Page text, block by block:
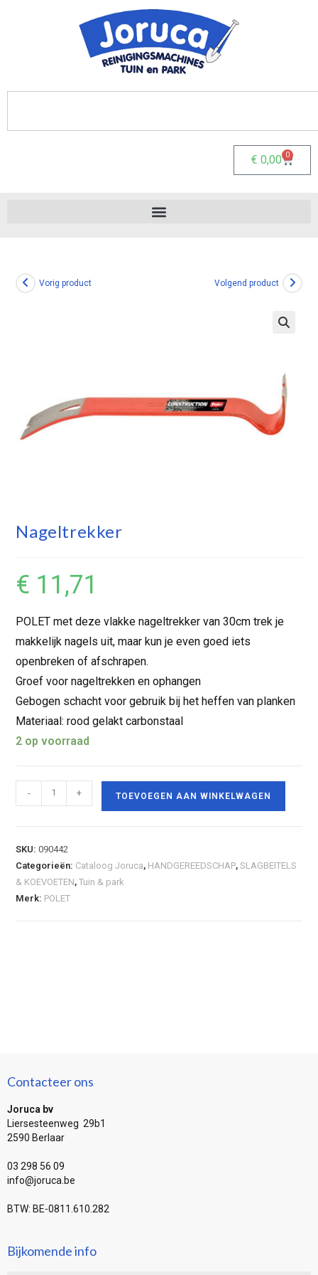
€ 0,00 0
Vorig product Volgend product
Nageltrekker
€ 11,71
POLET met deze vlakke nageltrekker van 30cm trek je
makkelijk nagels uit, maar kun je even goed iets
openbreken of afschrapen.
Groef voor nageltrekken en ophangen
Gebogen schacht voor gebruik bij het heffen van planken
Materiaal: rood gelakt carbonstaal
2 op voorraad
- + TOEVOEGEN AAN WINKELWAGEN
SKU:090442
Categorieën: Cataloog Joruca, HANDGEREEDSCHAP,SLAGBEITELS
& KOEVOETEN,Tuin & park
Merk: POLET
Contacteer ons
Joruca bv
Liersesteenweg 29b1
2590 Berlaar
03 298 56 09
info@joruca.be
BTW: BE-0811.610.282
Bijkomende info